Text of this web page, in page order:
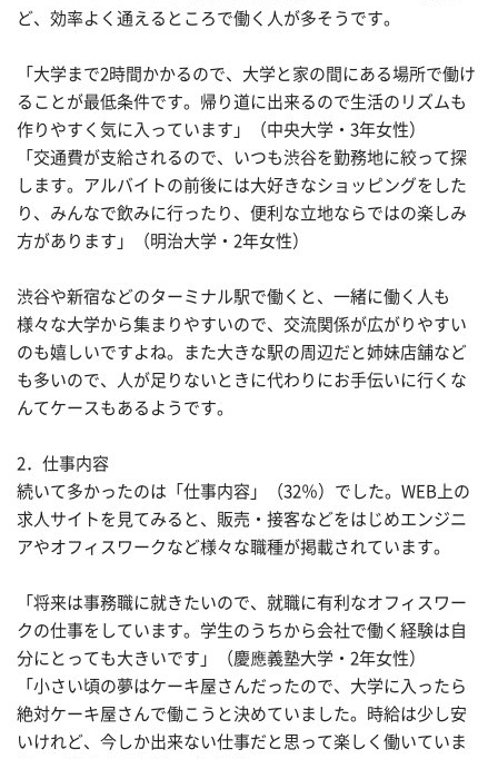
ど、効率よく通えるところで働く人が多そうです。
「大学まで2時間かかるので、大学と家の間にある場所で働け
ることが最低条件です。帰り道に出来るので生活のリズムも
作りやすく気に入っています」（中央大学・3年女性）
「交通費が支給されるので、いつも渋谷を勤務地に絞って探
します。アルバイトの前後には大好きなショッピングをした
り、みんなで飲みに行ったり、便利な立地ならではの楽しみ
方があります」（明治大学・2年女性）
渋谷や新宿などのターミナル駅で働くと、一緒に働く人も
様々な大学から集まりやすいので、交流関係が広がりやすい
のも嬉しいですよね。また大きな駅の周辺だと姉妹店舗など
も多いので、人が足りないときに代わりにお手伝いに行くな
んてケースもあるようです。
2．仕事内容
続いて多かったのは「仕事内容」（32％）でした。WEB上の
求人サイトを見てみると、販売・接客などをはじめエンジニ
アやオフィスワークなど様々な職種が掲載されています。
「将来は事務職に就きたいので、就職に有利なオフィスワー
クの仕事をしています。学生のうちから会社で働く経験は自
分にとっても大きいです」（慶應義塾大学・2年女性）
「小さい頃の夢はケーキ屋さんだったので、大学に入ったら
絶対ケーキ屋さんで働こうと決めていました。時給は少し安
いけれど、今しか出来ない仕事だと思って楽しく働いていま